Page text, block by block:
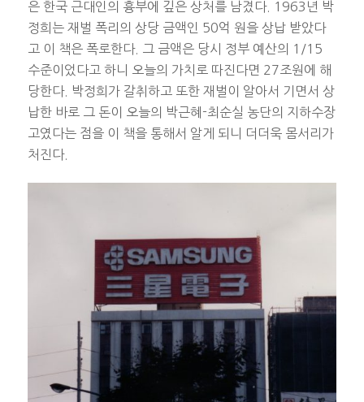
은 한국 근대인의 흉부에 깊은 상처를 남겼다. 1963년 박
정희는 재벌 폭리의 상당 금액인 50억 원을 상납 받았다
고 이 책은 폭로한다. 그 금액은 당시 정부 예산의 1/15
수준이었다고 하니 오늘의 가치로 따진다면 27조원에 해
당한다. 박정희가 갈취하고 또한 재벌이 알아서 기면서 상
납한 바로 그 돈이 오늘의 박근혜-최순실 농단의 지하수장
고였다는 점을 이 책을 통해서 알게 되니 더더욱 몸서리가
처진다.